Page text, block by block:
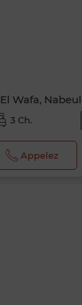
Wafa, Nabeul
3 Ch.
Appelez